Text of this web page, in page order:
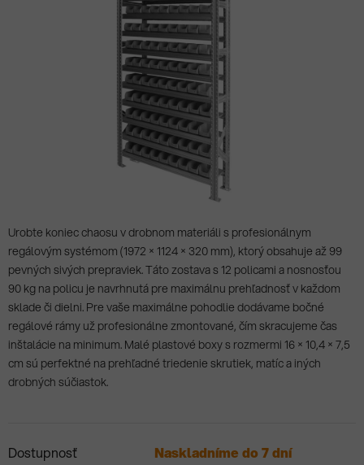
Urobte koniec chaosu v drobnom materiáli s profesionálnym
regálovým systémom (1972 × 1124 × 320 mm), ktorý obsahuje až 99
pevných sivých prepraviek. Táto zostava s 12 policami a nosnosťou
90 kg na policu je navrhnutá pre maximálnu prehľadnosť v každom
sklade či dielni. Pre vaše maximálne pohodlie dodávame bočné
regálové rámy už profesionálne zmontované, čím skracujeme čas
inštalácie na minimum. Malé plastové boxy s rozmermi 16 × 10,4 × 7,5
cm sú perfektné na prehľadné triedenie skrutiek, matíc a iných
drobných súčiastok.
Dostupnosť
Naskladníme do 7 dní